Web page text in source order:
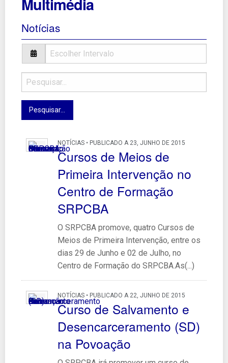
Notícias
NOTÍCIAS • PUBLICADO A 23, JUNHO DE 2015
Cursos de Meios de
Primeira Intervenção no
Centro de Formação
SRPCBA
O SRPCBA promove, quatro Cursos de
Meios de Primeira Intervenção, entre os
dias 29 de Junho e 02 de Julho, no
Centro de Formação do SRPCBA.As(...)
NOTÍCIAS • PUBLICADO A 22, JUNHO DE 2015
Curso de Salvamento e
Desencarceramento (SD)
na Povoação